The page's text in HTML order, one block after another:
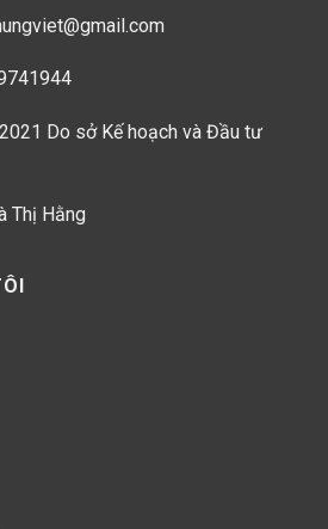
Do sở Kế hoạch và Đầu tư
Thị Hằng